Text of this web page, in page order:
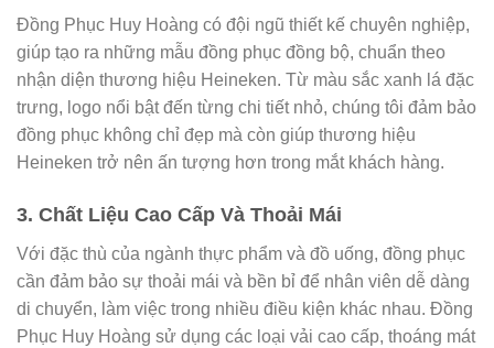
Đồng Phục Huy Hoàng có đội ngũ thiết kế chuyên nghiệp,
giúp tạo ra những mẫu đồng phục đồng bộ, chuẩn theo
nhận diện thương hiệu Heineken. Từ màu sắc xanh lá đặc
trưng, logo nổi bật đến từng chi tiết nhỏ, chúng tôi đảm bảo
đồng phục không chỉ đẹp mà còn giúp thương hiệu
Heineken trở nên ấn tượng hơn trong mắt khách hàng.
3. Chất Liệu Cao Cấp Và Thoải Mái
Với đặc thù của ngành thực phẩm và đồ uống, đồng phục
cần đảm bảo sự thoải mái và bền bỉ để nhân viên dễ dàng
di chuyển, làm việc trong nhiều điều kiện khác nhau. Đồng
Phục Huy Hoàng sử dụng các loại vải cao cấp, thoáng mát